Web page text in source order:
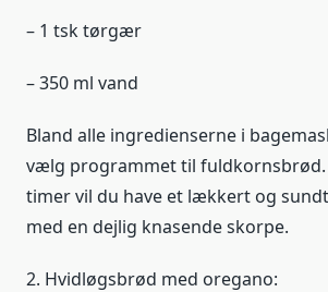
– 1 tsk tørgær
– 350 ml vand
Bland alle ingredienserne i
vælg programmet til fuldkornsbrød.
timer vil du have et lækkert og
med en dejlig knasende skorpe.
2. Hvidløgsbrød med oregano: